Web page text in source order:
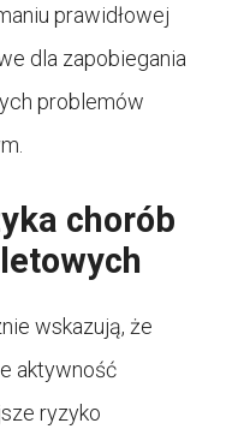
prawidłowej
dla zapobiegania
problemów
chorób
wskazują, że
aktywność
ryzyko